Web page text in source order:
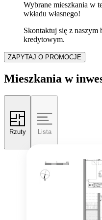
Wybrane mieszkania w
wkładu własnego!
Skontaktuj się z naszym
kredytowym.
ZAPYTAJ O PROMOCJE
Mieszkania w
Rzuty Lista